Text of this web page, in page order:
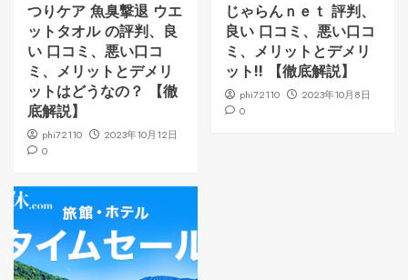
つりケア 魚臭撃退 ウエ
ットタオル の評判、良
い 口コミ、悪い口コ
ミ、メリットとデメリ
ットはどうなの？ 【徹
底解説】
phi72110
2023年10月12日
0
じゃらんｎｅｔ 評判、
良い 口コミ、悪い口コ
ミ、メリットとデメリ
ット!! 【徹底解説】
phi72110
2023年10月8日
0